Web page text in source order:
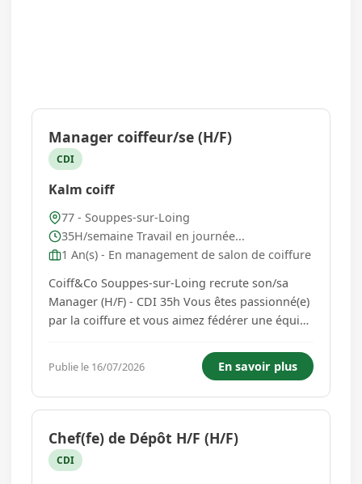
Manager coiffeur/se (H/F)
CDI
Kalm coiff
77 - Souppes-sur-Loing
35H/semaine Travail en journée...
1 An(s) - En management de salon de coiffure
Coiff&Co Souppes-sur-Loing recrute son/sa
Manager (H/F) - CDI 35h Vous êtes passionné(e)
par la coiffure et vous aimez fédérer une équipe
? Cette opportunité est faite pour vous ! Nous
recherchons un(e) Manager en CDI 35h pour
prendre les rê...
Publie le 16/07/2026 En savoir plus
Chef(fe) de Dépôt H/F (H/F)
CDI